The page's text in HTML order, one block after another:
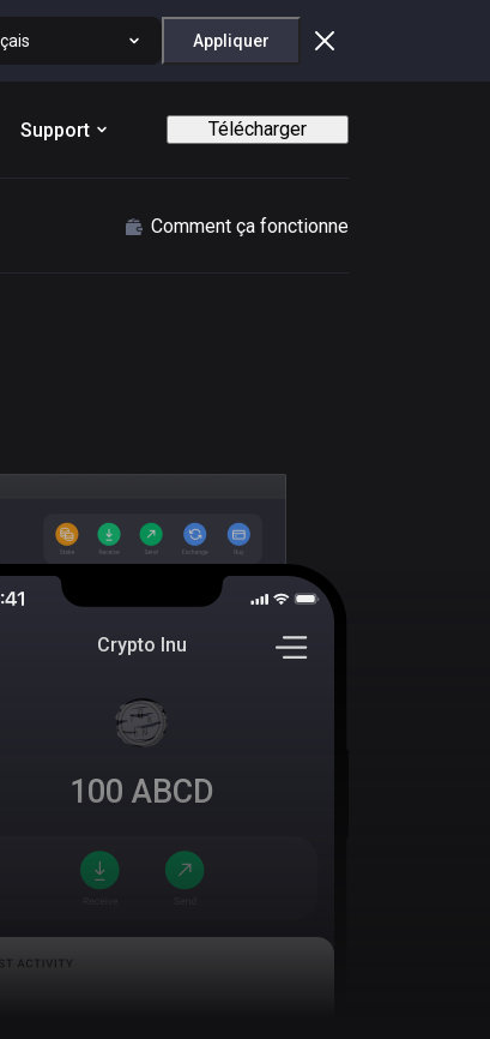
Appliquer
Support Télécharger
Comment ça fonctionne
Crypto Inu
100 ABCD